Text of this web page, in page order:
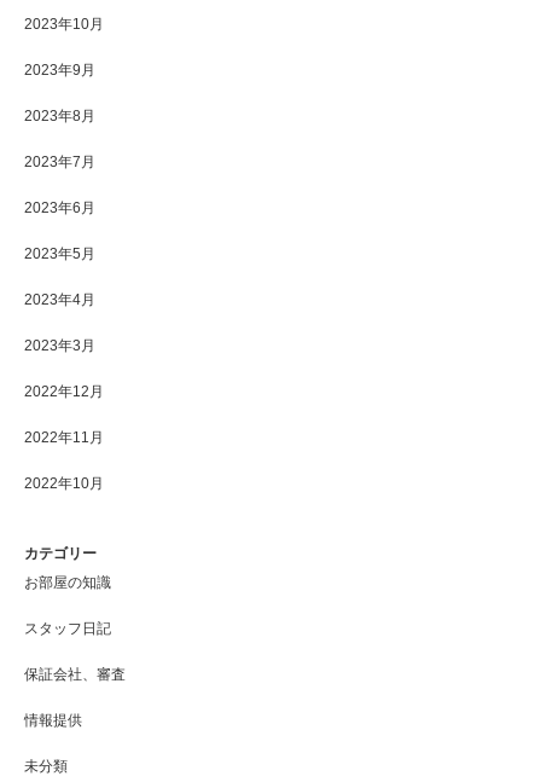
2023年10月
2023年9月
2023年8月
2023年7月
2023年6月
2023年5月
2023年4月
2023年3月
2022年12月
2022年11月
2022年10月
カテゴリー
お部屋の知識
スタッフ日記
保証会社、審査
情報提供
未分類